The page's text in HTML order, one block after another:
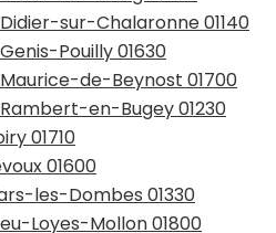
sur-Chalaronne 01140
Pouilly 01630
de-Beynost 01700
en-Bugey 01230
01710
01600
les-Dombes 01330
Loyes-Mollon 01800